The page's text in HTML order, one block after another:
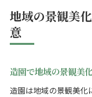
地域の景観美
意
造園で地域の景観美
造園は地域の景観美化